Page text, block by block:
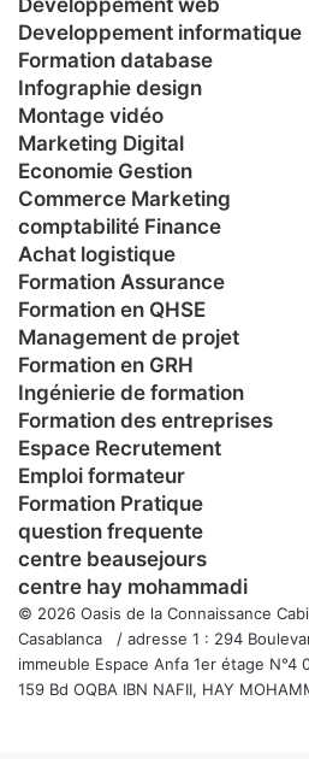
Developpement informatique
Formation database
Infographie design
Montage vidéo
Marketing Digital
Economie Gestion
Commerce Marketing
comptabilité Finance
Achat logistique
Formation Assurance
Formation en QHSE
Management de projet
Formation en GRH
Ingénierie de formation
Formation des entreprises
Espace Recrutement
Emploi formateur
Formation Pratique
question frequente
centre beausejours
centre hay mohammadi
© 2026 Oasis de la Connaissance
Casablanca / adresse 1 : 294
immeuble Espace Anfa 1er étage N°4
159 Bd OQBA IBN NAFII, HAY